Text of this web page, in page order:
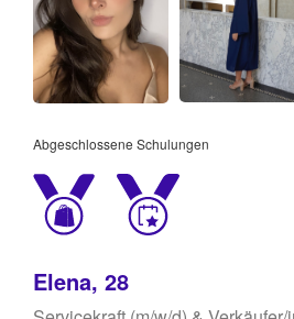
Abgeschlossene Schulungen
Elena, 28